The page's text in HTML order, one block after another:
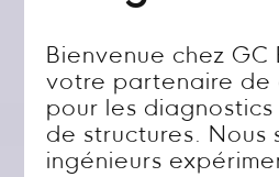
Bienvenue chez GC
votre partenaire de
pour les
de structures. Nous
ingénieurs